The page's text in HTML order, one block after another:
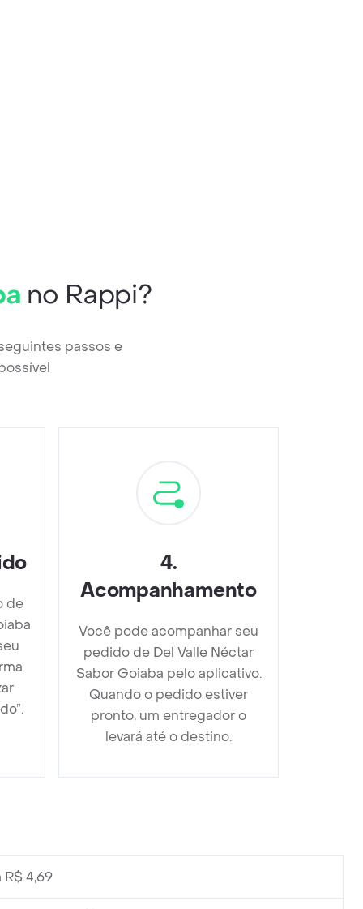
no Rappi?
passos e
de
4.
Acompanhamento
Você pode acompanhar seu
pedido de Del Valle Néctar
Sabor Goiaba pelo aplicativo.
Quando o pedido estiver
pronto, um entregador o
levará até o destino.
4,69